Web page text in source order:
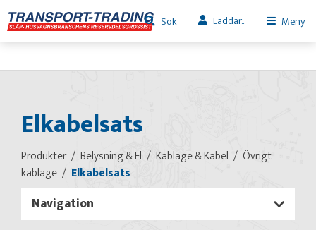
Sök Laddar... Meny
Elkabelsats
Produkter Belysning & El Kablage & Kabel
Övrigt
kablage
Elkabelsats
Navigation